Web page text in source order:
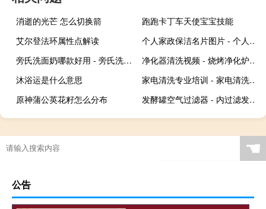
消逝的光芒 怎么切换箭
跑跑卡丁车天使宝宝技能
艾尔登法环属性点解读
个人家政保洁名片图片 - 个人家政名片大全
旁氏洗面奶哪款好用 - 旁氏洗面奶三种颜色哪个好
净化器清洗视频 - 烧烤净化炉净化器清洗视频
沐浴运是什么意思
家电清洗专业培训 - 家电清洗学徒3000到5000
原神蒲公英花籽怎么分布
发酵罐空气过滤器 - 内过滤发酵罐
☚
公告